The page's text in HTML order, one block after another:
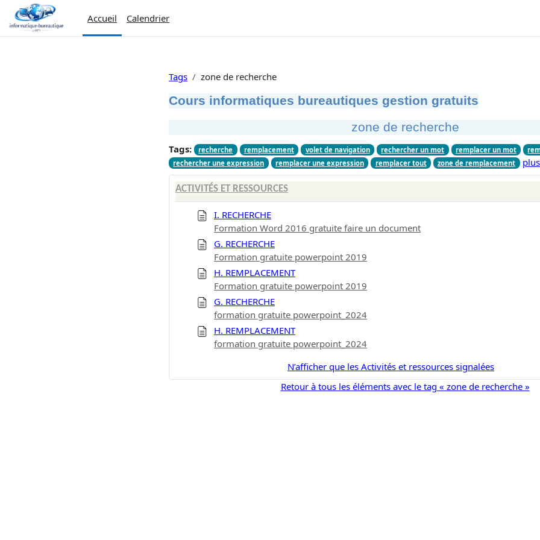
Passer au contenu principal
Accueil
Calendrier
Tags zone de recherche
Cours informatiques bureautiques gestion gratuits
zone de recherche
Tags: recherche remplacement volet de navigation rechercher un mot remplacer un mot
rechercher une expression
remplacer une expression remplacer tout zone de remplacement
ACTIVITÉS ET RESSOURCES
I. RECHERCHE
Formation Word 2016 gratuite faire un document
G. RECHERCHE
Formation gratuite powerpoint 2019
H. REMPLACEMENT
Formation gratuite powerpoint 2019
G. RECHERCHE
formation gratuite powerpoint_2024
H. REMPLACEMENT
formation gratuite powerpoint_2024
N’afficher que les Activités et ressources signalées
Retour à tous les éléments avec le tag « zone de recherche »